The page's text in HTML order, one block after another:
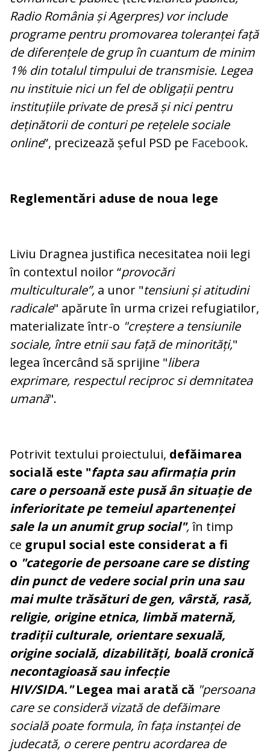
Radio România și Agerpres) vor include
programe pentru promovarea toleranței față
de diferențele de grup în cuantum de minim
1% din totalul timpului de transmisie. Legea
nu instituie nici un fel de obligații pentru
instituțiile private de presă și nici pentru
deținătorii de conturi pe rețelele sociale
online”, precizează șeful PSD pe Facebook.
Reglementări aduse de noua lege
Liviu Dragnea justifica necesitatea noii legi
în contextul noilor “provocări
multiculturale”, a unor "tensiuni și atitudini
radicale" apărute în urma crizei refugiatilor,
materializate într-o "creștere a tensiunile
sociale, între etnii sau față de minorități,"
legea încercând să sprijine "libera
exprimare, respectul reciproc si demnitatea
umană".
Potrivit textului proiectului, defăimarea
socială este "fapta sau afirmația prin
care o persoană este pusă ân situație de
inferioritate pe temeiul apartenenței
sale la un anumit grup social",în timp
ce grupul social este considerat a fi
o "categorie de persoane care se disting
din punct de vedere social prin una sau
mai multe trăsături de gen, vârstă, rasă,
religie, origine etnica, limbă maternă,
tradiții culturale, orientare sexuală,
origine socială, dizabilități, boală cronică
necontagioasă sau infecție
HIV/SIDA." Legea mai arată că "persoana
care se consideră vizată de defăimare
socială poate formula, în fața instanței de
judecată, o cerere pentru acordarea de